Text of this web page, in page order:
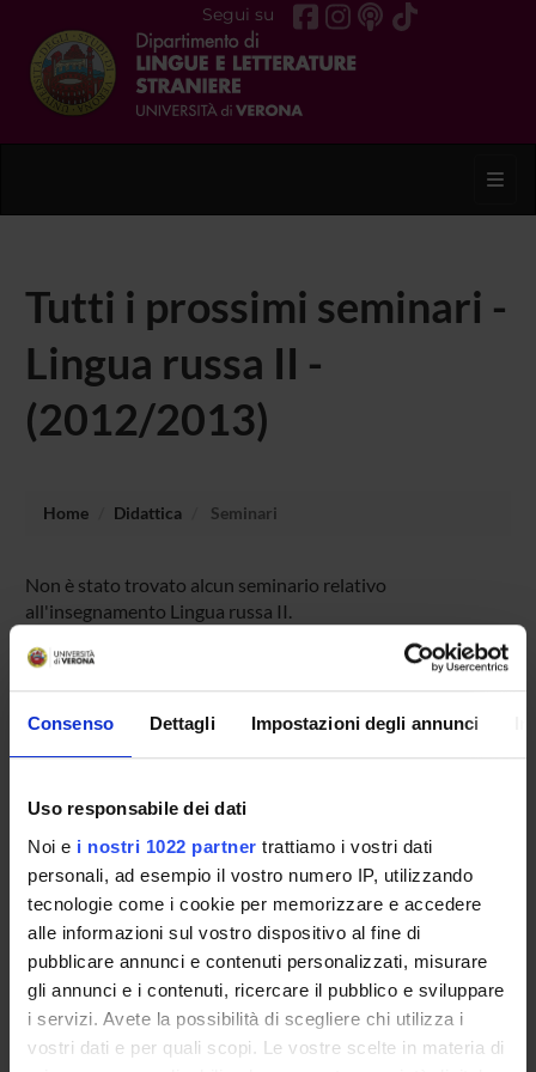
Consenso Dettagli Impostazioni degli annunci
Uso responsabile dei dati
Noi e i nostri 1022 partner trattiamo i vostri dati
personali, ad esempio il vostro numero IP, utilizzando
tecnologie come i cookie per memorizzare e accedere
alle informazioni sul vostro dispositivo al fine di
pubblicare annunci e contenuti personalizzati, misurare
gli annunci e i contenuti, ricercare il pubblico e sviluppare
i servizi. Avete la possibilità di scegliere chi utilizza i
vostri dati e per quali scopi. Le vostre scelte in materia di
Segui su
Tutti i prossimi seminari -
Lingua russa II -
(2012/2013)
Home Didattica Seminari
Non è stato trovato alcun seminario relativo
all'insegnamento Lingua russa II.
OFFERTA FORMATIVA
DOTTORATI DI RICERCA E FORMAZIONE
SUPERIORE
Contatti
Persone
Luoghi
Calendario